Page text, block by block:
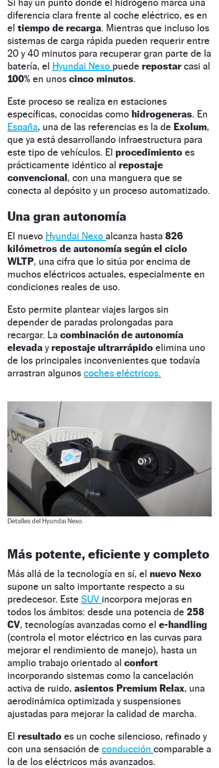
Si hay un punto donde el hidrógeno marca una
diferencia clara frente al coche eléctrico, es en
el tiempo de recarga. Mientras que incluso los
sistemas de carga rápida pueden requerir entre
20 y 40 minutos para recuperar gran parte de la
batería, el Hyundai Nexo puede repostarcasi al
100% en unos cinco minutos.
Este proceso se realiza en estaciones
específicas, conocidas como hidrogeneras. En
España, una de las referencias es la de Exolum,
que ya está desarrollando infraestructura para
este tipo de vehículos. El procedimiento es
prácticamente idéntico al repostaje
convencional, con una manguera que se
conecta al depósito y un proceso automatizado.
Una gran autonomía
El nuevo Hyundai Nexo alcanza hasta 826
kilómetros de autonomía según el ciclo
WLTP, una cifra que lo sitúa por encima de
muchos eléctricos actuales, especialmente en
condiciones reales de uso.
Esto permite plantear viajes largos sin
depender de paradas prolongadas para
recargar. La combinación de autonomía
elevada y repostaje ultrarrápido elimina uno
de los principales inconvenientes que todavía
arrastran algunos coches eléctricos.
Detalles del Hyundai Nexo.
Más potente, eficiente y completo
Más allá de la tecnología en sí, el nuevo Nexo
supone un salto importante respecto a su
predecesor. Este SUV incorpora mejoras en
todos los ámbitos: desde una potencia de 258
CV, tecnologías avanzadas como el e-handling
(controla el motor eléctrico en las curvas para
mejorar el rendimiento de manejo), hasta un
amplio trabajo orientado al confort
incorporando sistemas como la cancelación
activa de ruido, asientos Premium Relax, una
aerodinámica optimizada y suspensiones
ajustadas para mejorar la calidad de marcha.
El resultado es un coche silencioso, refinado y
con una sensación de conducción comparable a
la de los eléctricos más avanzados.